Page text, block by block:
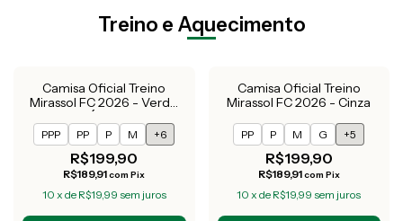
Treino e Aquecimento
Camisa Oficial Treino
Mirassol FC 2026 - Verde
Água
PPP PP P M +6
R$199,90
R$189,91com Pix
10 x de R$19,99 sem juros
Camisa Oficial Treino
Mirassol FC 2026 - Cinza
PP P M G +5
R$199,90
R$189,91com Pix
10 xde R$19,99 sem juros